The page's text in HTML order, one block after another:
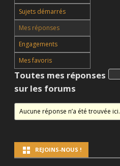
Sujets démarrés
Mes réponses
Engagements
Mes favoris
Toutes mes réponses
sur les forums
Aucune réponse n’a été trouvée ici.
REJOINS-NOUS !